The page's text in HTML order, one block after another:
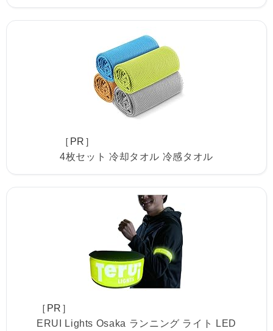
［PR］
4枚セット 冷却タオル 冷感タオル
［PR］
ERUI Lights Osaka ランニング ライト LED